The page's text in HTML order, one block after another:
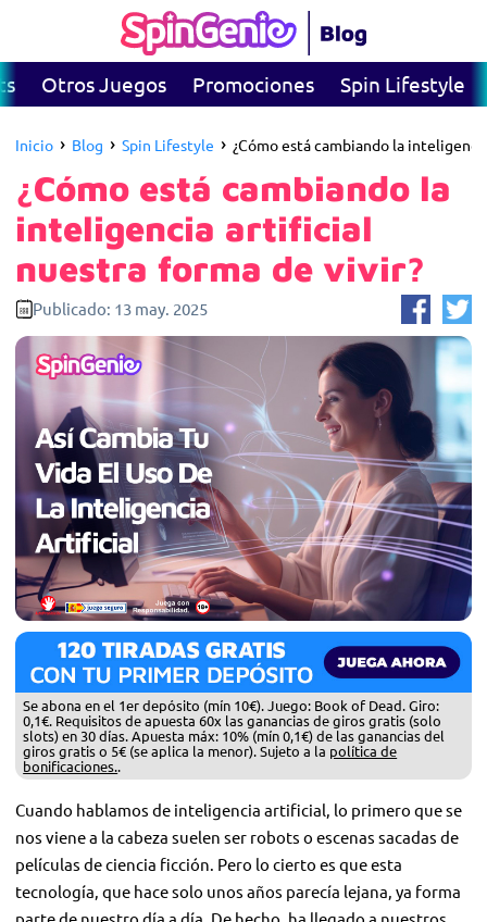
Otros Juegos Promociones Spin Lifestyle
Inicio › Blog › Spin Lifestyle › ¿Cómo está cambiando la
¿Cómo está cambiando la
inteligencia artificial
nuestra forma de vivir?
Publicado: 13 may. 2025
Se abona en el 1er depósito (mín 10€). Juego: Book of Dead. Giro:
0,1€. Requisitos de apuesta 60x las ganancias de giros gratis (solo
slots) en 30 días. Apuesta máx: 10% (mín 0,1€) de las ganancias del
giros gratis o 5€ (se aplica la menor). Sujeto a la política de
bonificaciones..
Cuando hablamos de inteligencia artificial, lo primero que se
nos viene a la cabeza suelen ser robots o escenas sacadas de
películas de ciencia ficción. Pero lo cierto es que esta
tecnología, que hace solo unos años parecía lejana, ya forma